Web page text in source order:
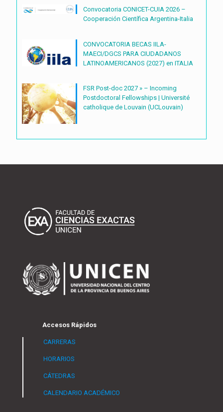
Convocatoria CONICET-CUIA 2026 –
Cooperación Científica Argentina-Italia
CONVOCATORIA BECAS IILA-
MAECI/DGCS PARA CIUDADANOS
LATINOAMERICANOS (2027) en ITALIA
FSR Post-doc 2027 » – Incoming
Postdoctoral Fellowships | Université
catholique de Louvain (UCLouvain)
Accesos Rápidos
CARRERAS
HORARIOS
CÁTEDRAS
CALENDARIO ACADÉMICO